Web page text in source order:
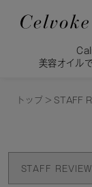
美容オイル
トップ > STAFF
STAFF REVIEW